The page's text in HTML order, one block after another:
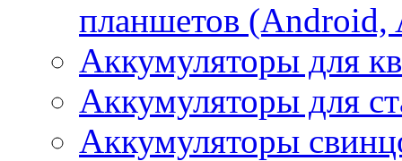
планшетов (Android,
Аккумуляторы для
Аккумуляторы для
Аккумуляторы